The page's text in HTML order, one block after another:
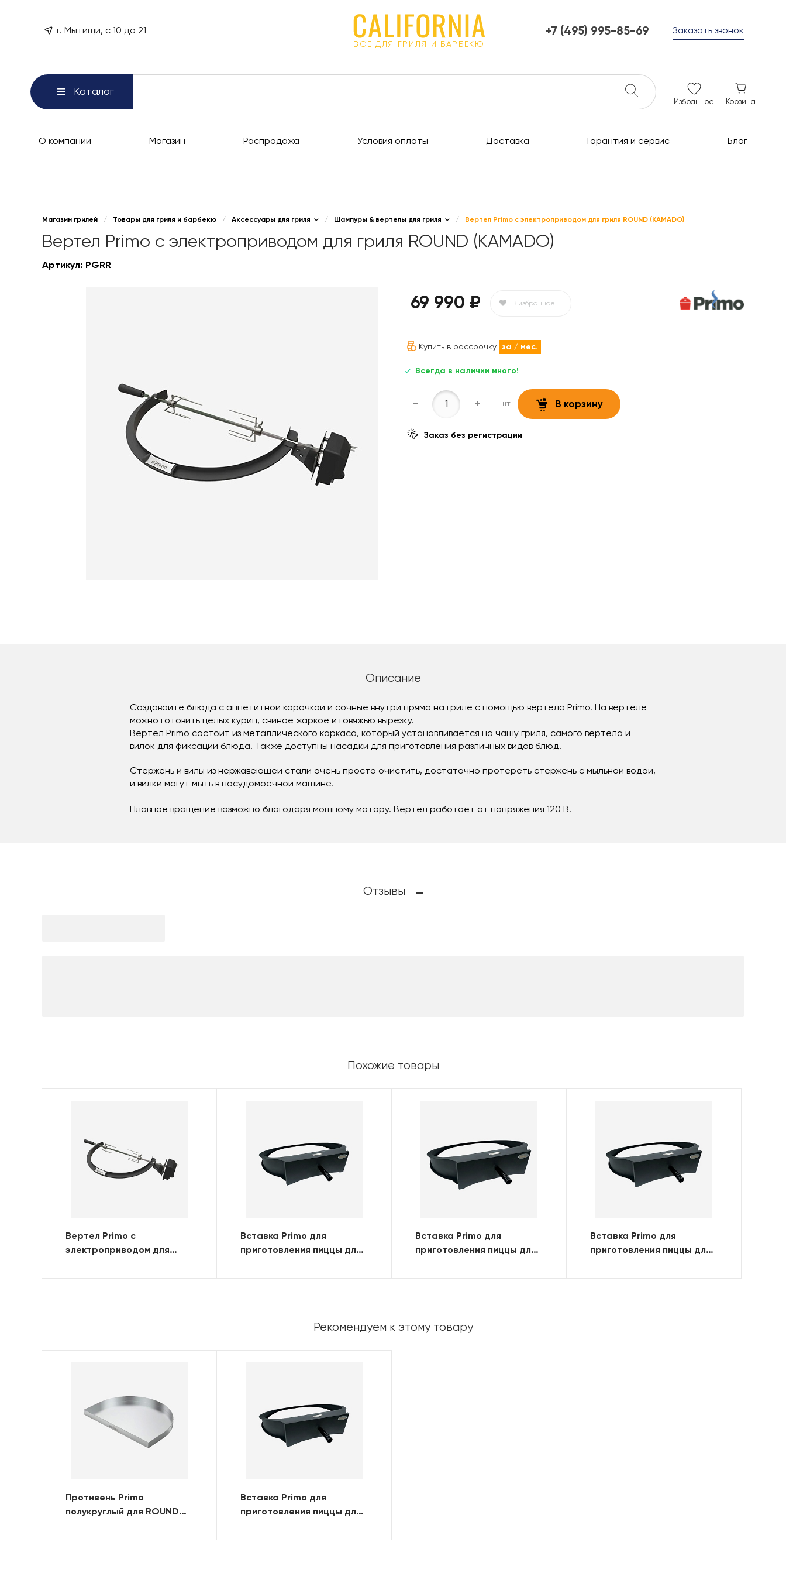
г. Мытищи, с 10 до 21
ВСЕ ДЛЯ ГРИЛЯ И БАРБЕКЮ
+7 (495) 995-85-69
ежедневно с 10 до 21
Заказать звонок
Каталог
Избранное Корзина
О компании Магазин Распродажа Условия оплаты Доставка Гарантия и сервис Блог
Магазин грилей / Товары для гриля и барбекю / Аксессуары для гриля / Шампуры & вертелы для гриля / Вертел Primo с электроприводом для гриля ROUND (KAMADO)
Вертел Primo с электроприводом для гриля ROUND (KAMADO)
Артикул: PGRR
69 990 ₽ В избранное
Купить в рассрочку за / мес.
Всегда в наличии много!
- + шт. В корзину
Заказ без регистрации
Описание
Создавайте блюда с аппетитной корочкой и сочные внутри прямо на гриле с помощью вертела Primo. На вертеле
можно готовить целых куриц, свиное жаркое и говяжью вырезку.
Вертел Primo состоит из металлического каркаса, который устанавливается на чашу гриля, самого вертела и
вилок для фиксации блюда. Также доступны насадки для приготовления различных видов блюд.
Стержень и вилы из нержавеющей стали очень просто очистить, достаточно протереть стержень с мыльной водой,
и вилки могут мыть в посудомоечной машине.
Плавное вращение возможно благодаря мощному мотору. Вертел работает от напряжения 120 В.
Отзывы
Похожие товары
Вертел Primo с
электроприводом для
Вставка Primo для
приготовления пиццы для
Вставка Primo для
приготовления пиццы для
Вставка Primo для
приготовления пиццы для
Рекомендуем к этому товару
Противень Primo
полукруглый для ROUND
Вставка Primo для
приготовления пиццы для